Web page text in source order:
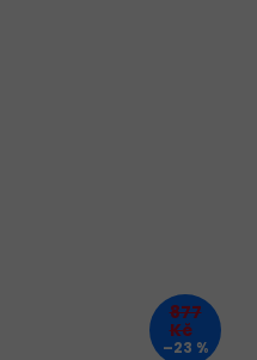
877
Kč
–23 %